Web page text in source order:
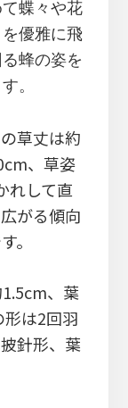
蝶々や花
優雅に飛
蜂の姿を
。
草丈は約
、草姿
れして直
がる傾向
。
、葉
は2回羽
針形、葉